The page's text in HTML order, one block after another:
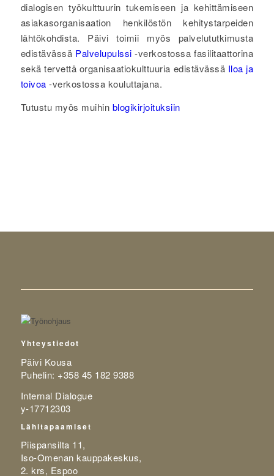
dialogisen työkulttuurin tukemiseen ja kehittämiseen
asiakasorganisaation henkilöstön kehitystarpeiden
lähtökohdista. Päivi toimii myös palvelututkimusta
edistävässä Palvelupulssi -verkostossa fasilitaattorina
sekä tervettä organisaatiokulttuuria edistävässä Iloa ja
toivoa -verkostossa kouluttajana.
Tutustu myös muihin blogikirjoituksiin
Yhteystiedot
Päivi Kousa
Puhelin: +358 45 182 9388
Internal Dialogue
y-17712303
Lähitapaamiset
Piispansilta 11,
Iso-Omenan kauppakeskus,
2. krs, Espoo